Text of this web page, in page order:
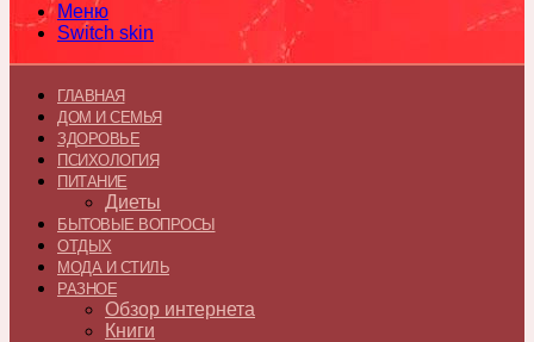
Меню
Switch skin
ГЛАВНАЯ
ДОМ И СЕМЬЯ
ЗДОРОВЬЕ
ПСИХОЛОГИЯ
ПИТАНИЕ
Диеты
БЫТОВЫЕ ВОПРОСЫ
ОТДЫХ
МОДА И СТИЛЬ
РАЗНОЕ
Обзор интернета
Книги